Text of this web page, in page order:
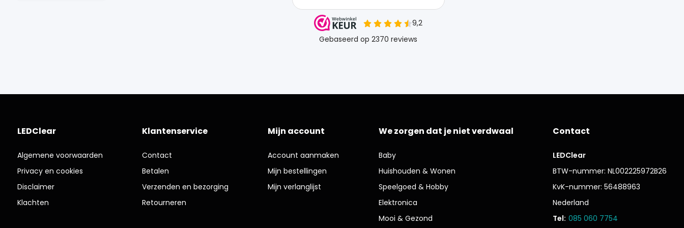
LEDClear
Algemene voorwaarden
Privacy en cookies
Disclaimer
Klachten
Klantenservice
Contact
Betalen
Verzenden en bezorging
Retourneren
Mijn account
Account aanmaken
Mijn bestellingen
Mijn verlanglijst
We zorgen dat je niet verdwaal
Baby
Huishouden & Wonen
Speelgoed & Hobby
Elektronica
Mooi & Gezond
Contact
LEDClear
BTW-nummer: NL002225972B26
KvK-nummer: 56488963
Nederland
Tel: 085 060 7754